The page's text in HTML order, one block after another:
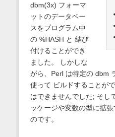
dbm(3x) フォーマ
ットのデータベー
スをプログラム中
の %HASH と 結び
付けることができ
ました。 しかしな
がら、Perl は特定の dbm
使って ビルドすることが
はできませんでした; そし
ッケージや変数の型に拡
のです。